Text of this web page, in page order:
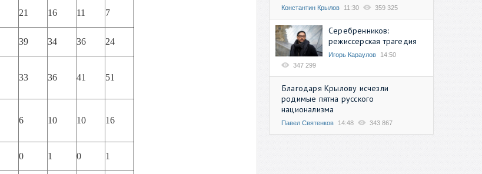
21 16 11 7
39 34 36 24
33 36 41 51
6 10 10 16
0 1 0 1
Константин Крылов 11:30 359 325
Серебренников:
режиссерская трагедия
Игорь Караулов
14:50
347 299
Благодаря Крылову исчезли
родимые пятна русского
национализма
Павел Святенков 14:48 343 867